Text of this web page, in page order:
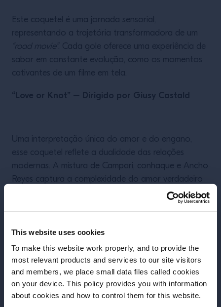
This website uses cookies
To make this website work properly, and to provide the
most relevant products and services to our site visitors
and members, we place small data files called cookies
on your device. This policy provides you with information
about cookies and how to control them for this website.
Antes de começar, precisamos saber sua
Este coquetel é uma jornada sensorial,
representando a trajetória transformadora de um
“road movie” . Cada gole oferece uma experiência de
sabor em constante evolução, como os momentos
cativantes de um filme em tela.
“Love or Knot” – Dirigido por Giusy Castald
Uma interpretação única do amor e do engano,
esse coquetel reflete a dualidade das relações
modernas. A mistura de Campari, conhaque e Ancho
Reyes captura a complexidade do amor verdadeiro
“Red Velvet” – Dirigido por Daniel Estevan
Inspirado no suspense de um filme de terror, este
coquetel combina Campari e sorbet de laranja-
sanguínea, transportando os apreciadores para um
mundo de suspense e mistério, com um toque de